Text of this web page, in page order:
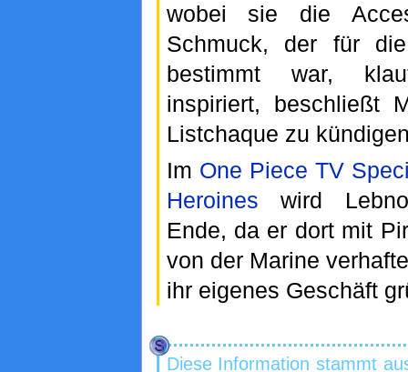
wobei sie die
Schmuck, der für
bestimmt war,
inspiriert, beschließt
Listchaque zu
Im One Piece TV
Heroines wird
Ende, da er dort mit
von der Marine
ihr eigenes Geschäft
Diese Information stammt